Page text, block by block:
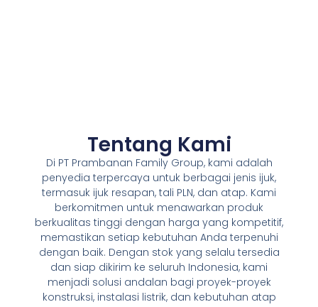
Tentang Kami
Di PT Prambanan Family Group, kami adalah
penyedia terpercaya untuk berbagai jenis ijuk,
termasuk ijuk resapan, tali PLN, dan atap. Kami
berkomitmen untuk menawarkan produk
berkualitas tinggi dengan harga yang kompetitif,
memastikan setiap kebutuhan Anda terpenuhi
dengan baik. Dengan stok yang selalu tersedia
dan siap dikirim ke seluruh Indonesia, kami
menjadi solusi andalan bagi proyek-proyek
konstruksi, instalasi listrik, dan kebutuhan atap